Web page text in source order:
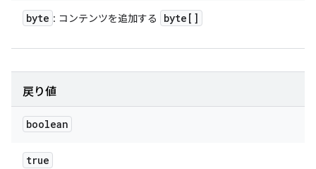
byte : コンテンツを追加する byte[]
戻り値
boolean
true